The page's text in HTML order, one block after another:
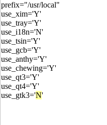
prefix="/usr/local"
use_xim='Y'
use_tray='Y'
use_i18n='N'
use_tsin='Y'
use_gcb='Y'
use_anthy='Y'
use_chewing='Y'
use_qt3='Y'
use_qt4='Y'
use_gtk3='N'